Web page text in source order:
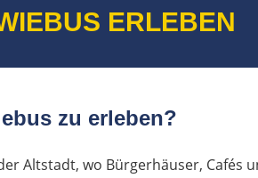
ERLEBEN
zu erleben?
Altstadt, wo Bürgerhäuser, Cafés